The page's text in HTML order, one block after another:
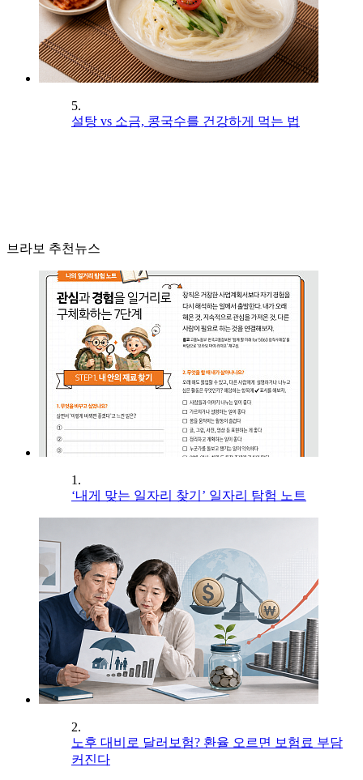
5.
설탕 vs 소금, 콩국수를 건강하게 먹는 법
브라보 추천뉴스
1.
‘내게 맞는 일자리 찾기’ 일자리 탐험 노트
2.
노후 대비로 달러보험? 환율 오르면 보험료 부담
커진다